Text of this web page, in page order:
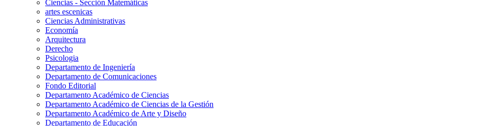
Ciencias - Sección Matemáticas
artes escenicas
Ciencias Administrativas
Economía
Arquitectura
Derecho
Psicologia
Departamento de Ingeniería
Departamento de Comunicaciones
Fondo Editorial
Departamento Académico de Ciencias
Departamento Académico de Ciencias de la Gestión
Departamento Académico de Arte y Diseño
Departamento de Educación